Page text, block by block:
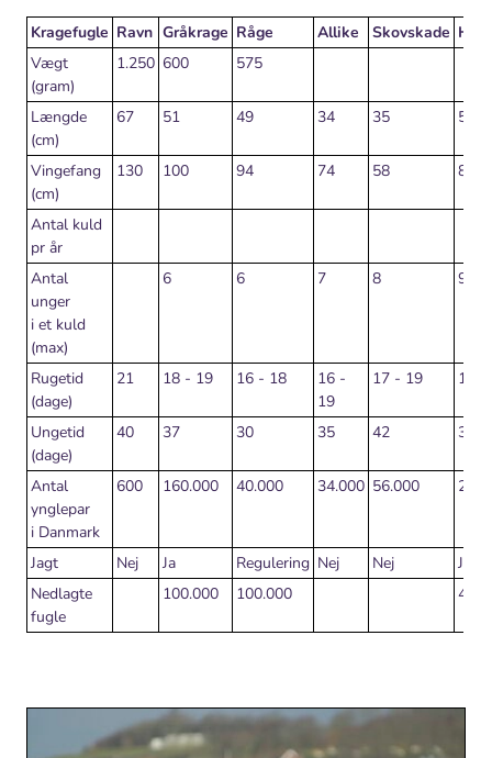
Kragefugle Ravn Gråkrage Råge Allike Skovskade
Vægt
(gram)
1.250 600 575
Længde
(cm)
67 51 49 34 35 51
Vingefang
(cm)
130 100 94 74 58 88
Antal kuld
pr år
Antal
unger
i et kuld
(max)
6 6 7 8 9
Rugetid
(dage)
21 18 - 19 16 - 18
16 -
19
17 - 19 17 -
Ungetid
(dage)
40 37 30 35 42 30
Antal
ynglepar
i Danmark
600 160.000 40.000 34.000 56.000
Jagt Nej Ja Regulering Nej Nej
Ja
Nedlagte
fugle
100.000 100.000